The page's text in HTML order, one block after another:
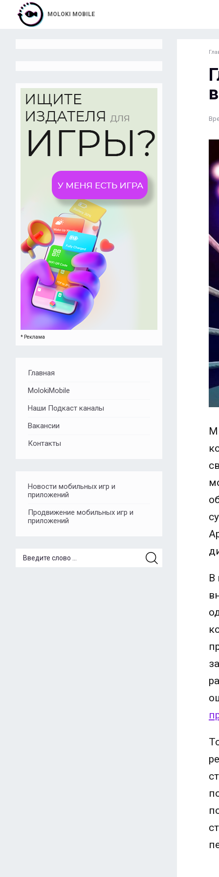
MOLOKI MOBILE
В
* Реклама
Главная
MolokiMobile
Наши Подкаст каналы
Вакансии
Контакты
Новости мобильных игр и
приложений
Продвижение мобильных игр и
приложений